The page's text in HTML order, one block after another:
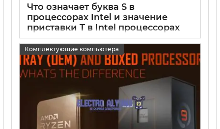
Что означает буква S в
процессорах Intel и значение
приставки Т в Intel процессорах
15 05 2025 0
Комплектующие компьютера